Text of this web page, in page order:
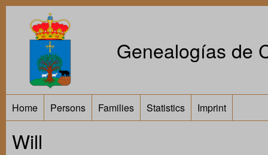
Genealogías de
Home Persons Families Statistics Imprint
Will